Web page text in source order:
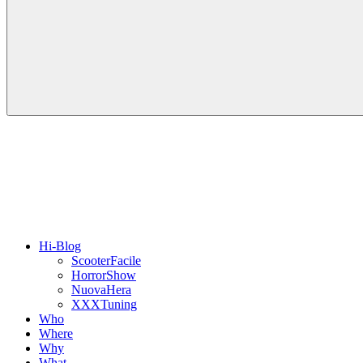
Hi-Blog
ScooterFacile
HorrorShow
NuovaHera
XXXTuning
Who
Where
Why